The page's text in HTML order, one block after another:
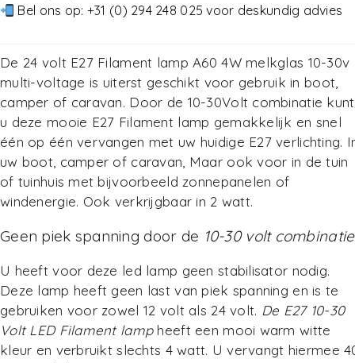
Bel ons op: +31 (0) 294 248 025 voor deskundig advies
De 24 volt E27 Filament lamp A60 4W melkglas 10-30v
multi-voltage is uiterst geschikt voor gebruik in boot,
camper of caravan. Door de 10-30Volt combinatie kunt
u deze mooie E27 Filament lamp gemakkelijk en snel
één op één vervangen met uw huidige E27 verlichting.
uw boot, camper of caravan, Maar ook voor in de tuin
of tuinhuis met bijvoorbeeld zonnepanelen of
windenergie. Ook verkrijgbaar in 2 watt.
Geen piek spanning door de 10-30 volt combinatie
U heeft voor deze led lamp geen stabilisator nodig.
Deze lamp heeft geen last van piek spanning en is te
gebruiken voor zowel 12 volt als 24 volt. De E27 10-30
Volt LED Filament lampheeft een mooi warm witte
kleur en verbruikt slechts 4 watt. U vervangt hiermee